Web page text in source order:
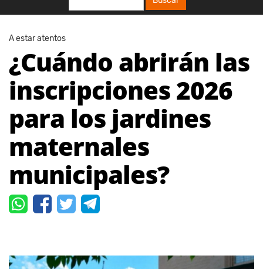
A estar atentos
¿Cuándo abrirán las
inscripciones 2026
para los jardines
maternales
municipales?